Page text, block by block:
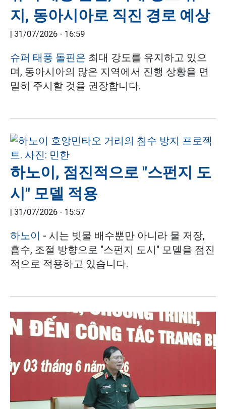
지, 동아시아로 직진 경로 예상
| 31/07/2026 - 16:59
슈퍼 태풍 돌핀은 최대 강도를 유지하고 있으
며, 동아시아의 많은 지역에서 진행 상황을 면
밀히 주시할 것을 권장합니다.
하노이, 점진적으로 "스펀지 도
시" 모델 적용
| 31/07/2026 - 15:57
하노이 - 시는 빗물 배수뿐만 아니라 물 저장,
흡수, 조절 방향으로 "스펀지 도시" 모델을 점진
적으로 적용하고 있습니다.